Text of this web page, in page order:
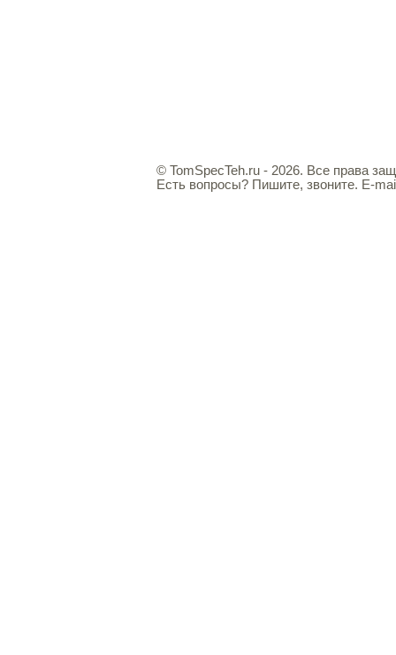
© TomSpecTeh.ru - 2026. Все права
Есть вопросы? Пишите, звоните. E-